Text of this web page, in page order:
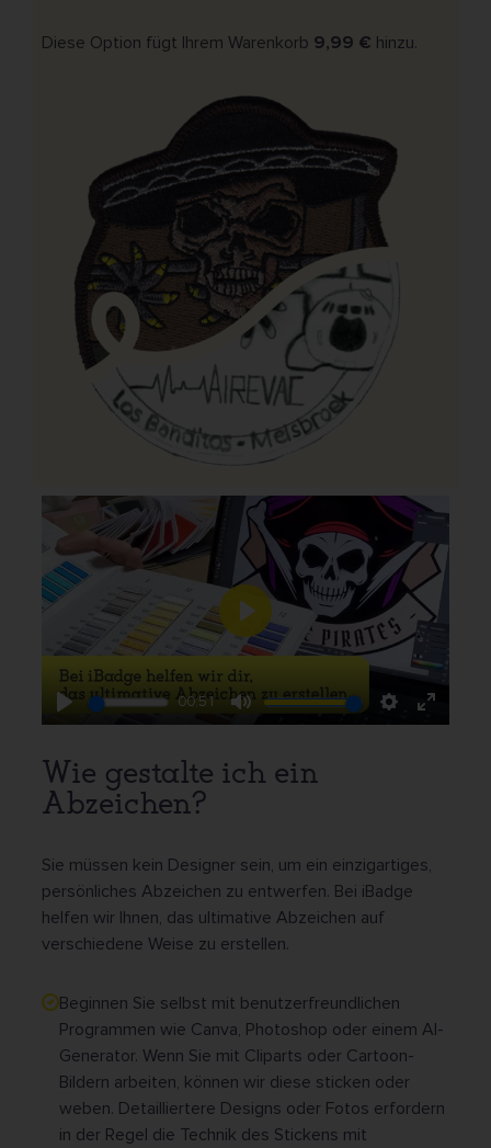
Diese Option fügt Ihrem Warenkorb 9,99 € hinzu.
Play
00:51
Mute Settings
Enter
Play
Wie gestalte ich ein
Abzeichen?
Sie müssen kein Designer sein, um ein einzigartiges,
persönliches Abzeichen zu entwerfen. Bei iBadge
helfen wir Ihnen, das ultimative Abzeichen auf
verschiedene Weise zu erstellen.
Beginnen Sie selbst mit benutzerfreundlichen
Programmen wie Canva, Photoshop oder einem AI-
Generator. Wenn Sie mit Cliparts oder Cartoon-
Bildern arbeiten, können wir diese sticken oder
weben. Detailliertere Designs oder Fotos erfordern
in der Regel die Technik des Stickens mit